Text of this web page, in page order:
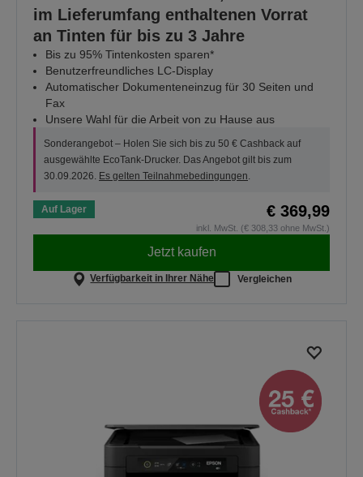
im Lieferumfang enthaltenen Vorrat
an Tinten für bis zu 3 Jahre
Bis zu 95% Tintenkosten sparen*
Benutzerfreundliches LC-Display
Automatischer Dokumenteneinzug für 30 Seiten und
Fax
Unsere Wahl für die Arbeit von zu Hause aus
Sonderangebot – Holen Sie sich bis zu 50 € Cashback auf
ausgewählte EcoTank-Drucker. Das Angebot gilt bis zum
30.09.2026. Es gelten Teilnahmebedingungen.
Auf Lager € 369,99
inkl. MwSt. (€ 308,33 ohne MwSt.)
Jetzt kaufen
Verfügbarkeit in Ihrer Nähe Vergleichen